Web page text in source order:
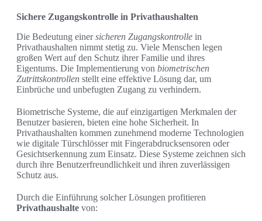
Sichere Zugangskontrolle in Privathaushalten
Die Bedeutung einersicheren Zugangskontrolle in
Privathaushalten nimmt stetig zu. Viele Menschen legen
großen Wert auf den Schutz ihrer Familie und ihres
Eigentums. Die Implementierung von biometrischen
Zutrittskontrollen stellt eine effektive Lösung dar, um
Einbrüche und unbefugten Zugang zu verhindern.
Biometrische Systeme, die auf einzigartigen Merkmalen der
Benutzer basieren, bieten eine hohe Sicherheit. In
Privathaushalten kommen zunehmend moderne Technologien
wie digitale Türschlösser mit Fingerabdrucksensoren oder
Gesichtserkennung zum Einsatz. Diese Systeme zeichnen sich
durch ihre Benutzerfreundlichkeit und ihren zuverlässigen
Schutz aus.
Durch die Einführung solcher Lösungen profitieren
Privathaushalte von: